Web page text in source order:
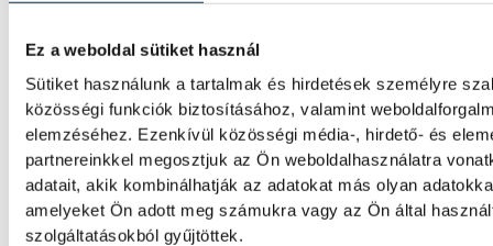
Ez a weboldal sütiket használ
Sütiket használunk a tartalmak és hirdetések személyre
közösségi funkciók biztosításához, valamint
elemzéséhez. Ezenkívül közösségi média-, hirdető- és
partnereinkkel megosztjuk az Ön weboldalhasználatra
adatait, akik kombinálhatják az adatokat más olyan
amelyeket Ön adott meg számukra vagy az Ön által
szolgáltatásokból gyűjtöttek.
szemmel nem lehetett látni, a
azonban távcsövekkel figyelték az
Rekordok Európában –
Magyarország a legforróbb,
Angliában szárazság tombol